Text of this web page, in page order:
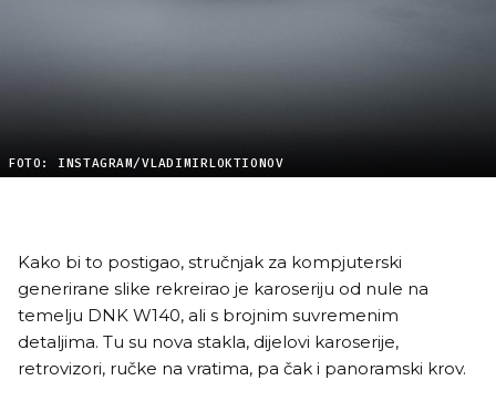
FOTO: INSTAGRAM/VLADIMIRLOKTIONOV
Kako bi to postigao, stručnjak za kompjuterski
generirane slike rekreirao je karoseriju od nule na
temelju DNK W140, ali s brojnim suvremenim
detaljima. Tu su nova stakla, dijelovi karoserije,
retrovizori, ručke na vratima, pa čak i panoramski krov.